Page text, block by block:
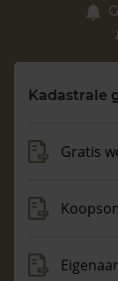
Zoek een
Maandag t/
Kadastrale
Gratis